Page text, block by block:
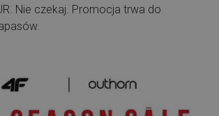
Nie czekaj. Promocja trwa do